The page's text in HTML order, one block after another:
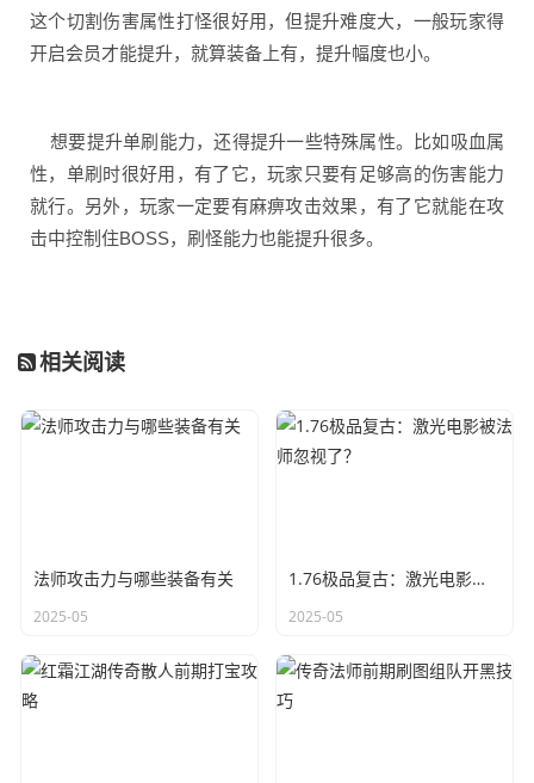
这个切割伤害属性打怪很好用，但提升难度大，一般玩家得
开启会员才能提升，就算装备上有，提升幅度也小。
想要提升单刷能力，还得提升一些特殊属性。比如吸血属
性，单刷时很好用，有了它，玩家只要有足够高的伤害能力
就行。另外，玩家一定要有麻痹攻击效果，有了它就能在攻
击中控制住BOSS，刷怪能力也能提升很多。
相关阅读
法师攻击力与哪些装备有关
2025-05
1.76极品复古：激光电影被法师忽视了？
2025-05